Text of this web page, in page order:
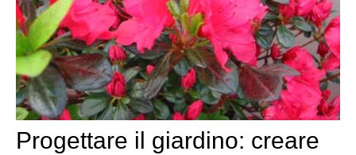
Progettare il giardino: creare